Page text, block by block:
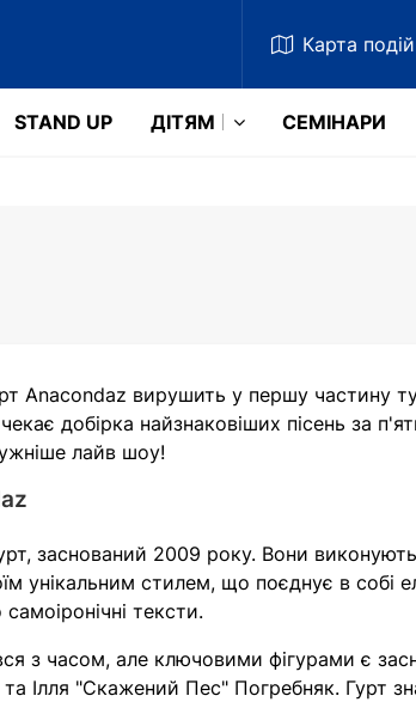
Карта подій
STAND UP ДІТЯМ СЕМІНАРИ
Anacondaz вирушить у першу частину
добірка найзнаковіших пісень за
лайв шоу!
заснований 2009 року. Вони
унікальним стилем, що поєднує в собі
тексти.
з часом, але ключовими фігурами є
Ілля "Скажений Пес" Погребняк. Гурт